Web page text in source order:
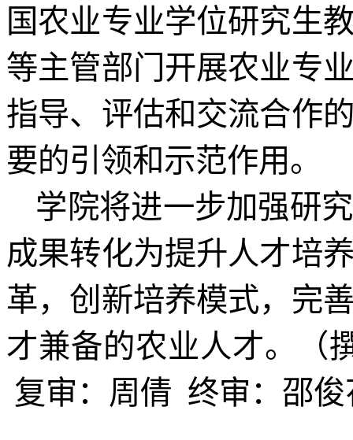
国农业专业学位研究生
等主管部门开展农业专
指导、评估和交流合作
要的引领和示范作用。
学院将进一步加强研
成果转化为提升人才培
革，创新培养模式，完
才兼备的农业人才。（
复审：周倩 终审：邵